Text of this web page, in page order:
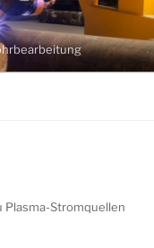
Plasma-Stromquellen